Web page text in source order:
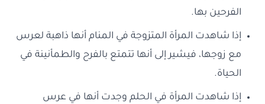
الفرحين بها.
إذا شاهدت المرأة المتزوجة في المنام أنها ذاهبة لعرس
مع زوجها، فيشير إلى أنها تتمتع بالفرح والطمأنينة في
الحياة.
إذا شاهدت المرأة في الحلم وجدت أنها في عرس